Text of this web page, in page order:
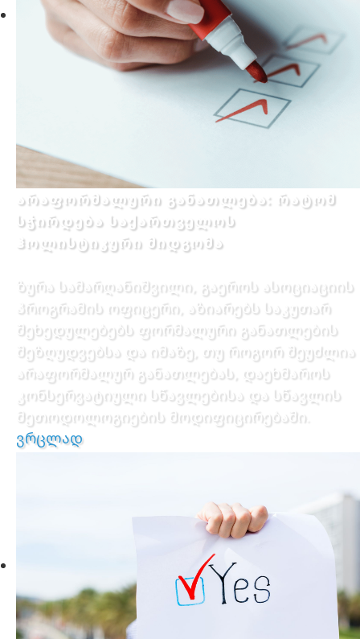
არაფორმალური განათლება: რატომ
სჭირდება საქართველოს
ჰოლისტიკური მიდგომა
ზურა სამარღანიშვილი, გაეროს ასოციაციის
პროგრამის ოფიცერი, აზიარებს საკუთარ
შეხედულებებს ფორმალური განათლების
შეზღუდვებსა და იმაზე, თუ როგორ შეუძლია
არაფორმალურ განათლებას, დაეხმაროს
კონსერვატიული სწავლებისა და სწავლის
მეთოდოლოგიების მოდიფიცირებაში.
ვრცლად